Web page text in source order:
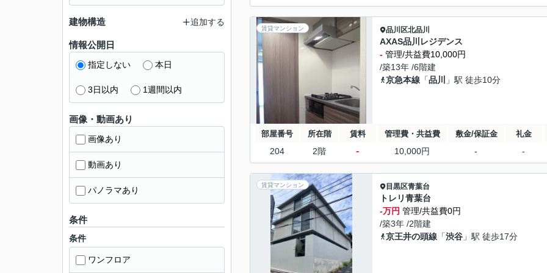
賃貸マンション 品川区北品川
AXAS品川レジデンス
- 管理/共益費10,000円
/築13年 /6階建
京急本線 「品川 」駅 徒歩10分
部屋番号 所在階 賃料 管理費・共益費 敷金/保証金 礼金
204 2階 - 10,000円 - -
賃貸マンション 目黒区青葉台
トレリ青葉台
-万円 管理/共益費0円
/築3年 /2階建
京王井の頭線 「渋谷 」駅 徒歩17分
建物構造 追加する
情報公開日
指定しない 本日
3日以内 1週間以内
画像・動画あり
画像あり
動画あり
パノラマあり
条件
条件
ワンフロア